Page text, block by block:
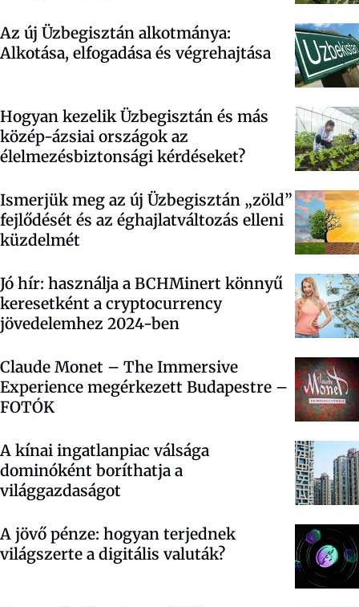
Az új Üzbegisztán alkotmánya:
Alkotása, elfogadása és végrehajtása
Hogyan kezelik Üzbegisztán és más
közép-ázsiai országok az
élelmezésbiztonsági kérdéseket?
Ismerjük meg az új Üzbegisztán „zöld”
fejlődését és az éghajlatváltozás elleni
küzdelmét
Jó hír: használja a BCHMinert könnyű
keresetként a cryptocurrency
jövedelemhez 2024-ben
Claude Monet – The Immersive
Experience megérkezett Budapestre –
FOTÓK
A kínai ingatlanpiac válsága
dominóként boríthatja a
világgazdaságot
A jövő pénze: hogyan terjednek
világszerte a digitális valuták?